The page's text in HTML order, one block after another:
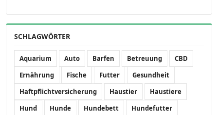
SCHLAGWÖRTER
Aquarium Auto Barfen Betreuung
CBD
Ernährung
Fische Futter
Gesundheit
Haftpflichtversicherung
Haustier
Haustiere
Hund
Hunde Hundebett
Hundefutter